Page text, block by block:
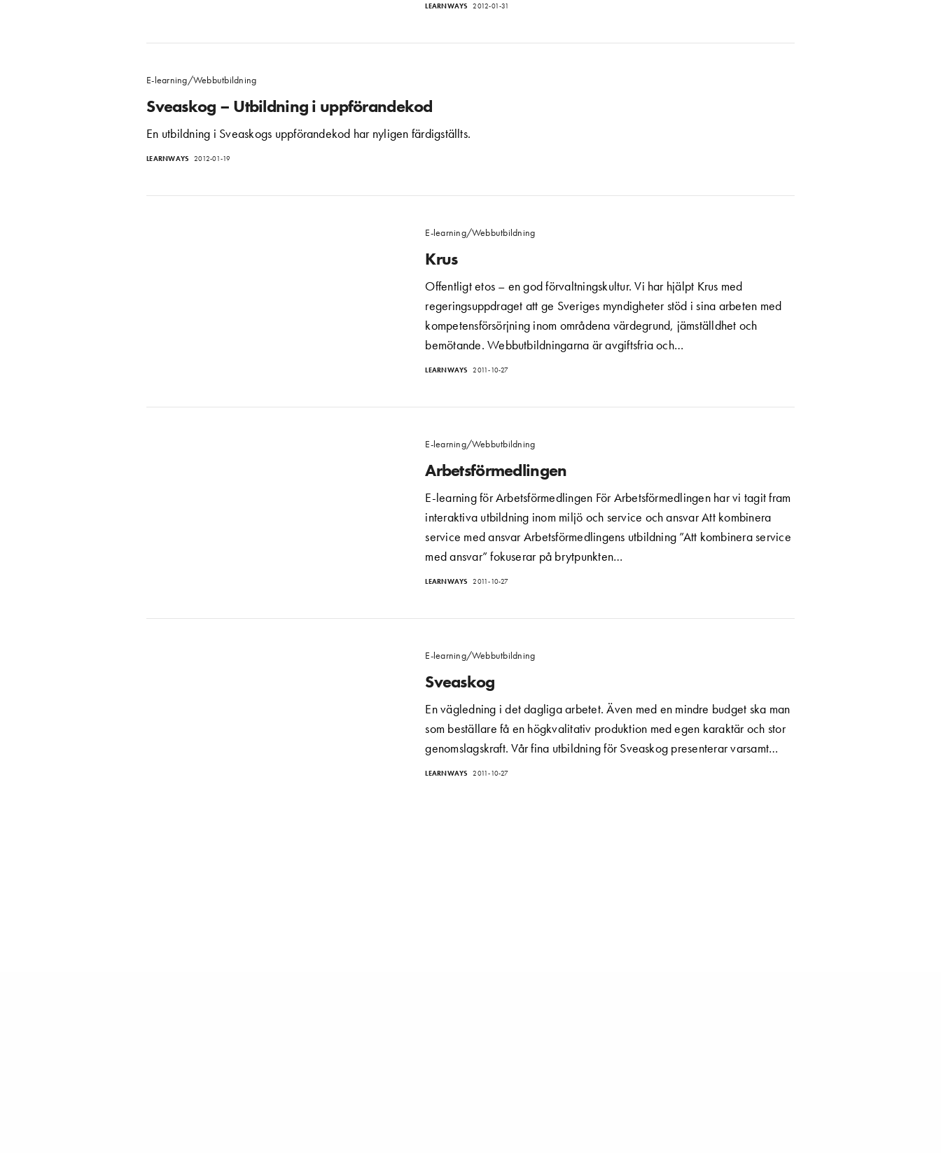
LEARNWAYS 2012-01-31
E-learning/Webbutbildning
Sveaskog – Utbildning i uppförandekod
En utbildning i Sveaskogs uppförandekod har nyligen färdigställts.
LEARNWAYS 2012-01-19
E-learning/Webbutbildning
Krus
Offentligt etos – en god förvaltningskultur. Vi har hjälpt Krus med
regeringsuppdraget att ge Sveriges myndigheter stöd i sina arbeten med
kompetensförsörjning inom områdena värdegrund, jämställdhet och
bemötande. Webbutbildningarna är avgiftsfria och…
LEARNWAYS 2011-10-27
E-learning/Webbutbildning
Arbetsförmedlingen
E-learning för Arbetsförmedlingen För Arbetsförmedlingen har vi tagit fram
interaktiva utbildning inom miljö och service och ansvar Att kombinera
service med ansvar Arbetsförmedlingens utbildning ”Att kombinera service
med ansvar” fokuserar på brytpunkten…
LEARNWAYS 2011-10-27
E-learning/Webbutbildning
Sveaskog
En vägledning i det dagliga arbetet. Även med en mindre budget ska man
som beställare få en högkvalitativ produktion med egen karaktär och stor
genomslagskraft. Vår fina utbildning för Sveaskog presenterar varsamt…
LEARNWAYS 2011-10-27
Letar du efter ett personligt e-learningföretag?
Filip Märkel vill gärna träffa dig isåfall. Ring
filip.markel@learnways.com.